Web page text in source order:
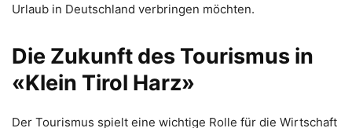
Urlaub in Deutschland verbringen möchten.
Die Zukunft des Tourismus in
«Klein Tirol Harz»
Der Tourismus spielt eine wichtige Rolle für die Wirtschaft